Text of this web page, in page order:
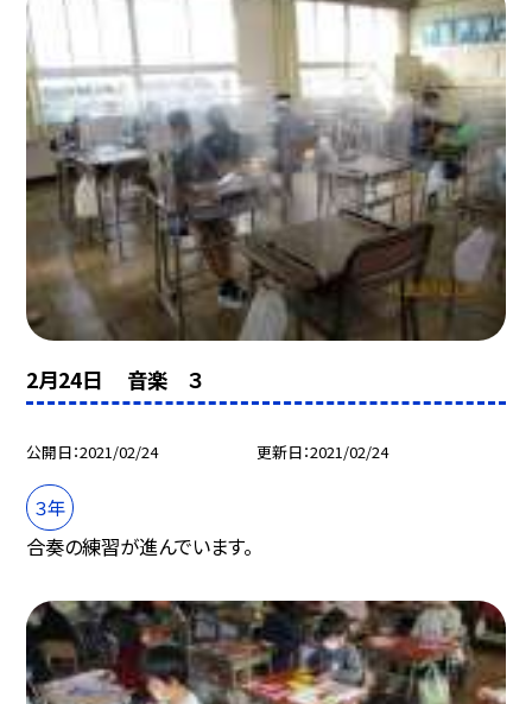
2月24日 音楽 ３
公開日 2021/02/24 更新日 2021/02/24
３年
合奏の練習が進んでいます。